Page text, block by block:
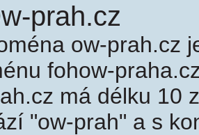
prah.cz
ow-prah.cz
fohow-
má délku 10
"ow-prah" a s